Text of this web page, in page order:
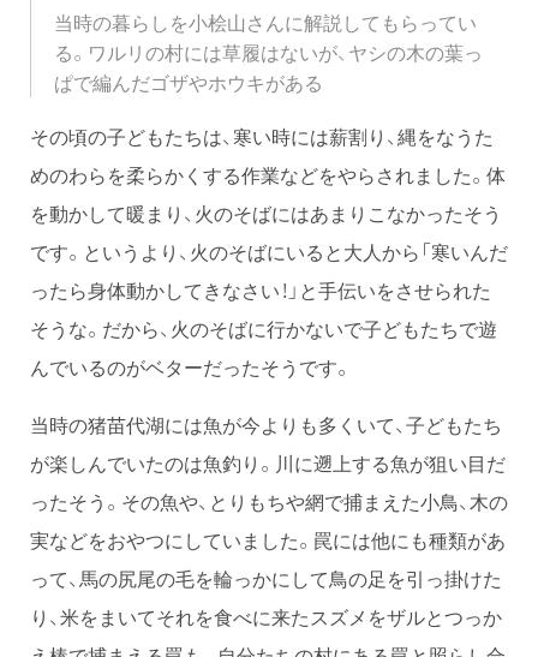
当時の暮らしを小桧山さんに解説してもらってい
る。ワルリの村には草履はないが、ヤシの木の葉っ
ぱで編んだゴザやホウキがある
その頃の子どもたちは、寒い時には薪割り、縄をなうた
めのわらを柔らかくする作業などをやらされました。体
を動かして暖まり、火のそばにはあまりこなかったそう
です。というより、火のそばにいると大人から「寒いんだ
ったら身体動かしてきなさい！」と手伝いをさせられた
そうな。だから、火のそばに行かないで子どもたちで遊
んでいるのがベターだったそうです。
当時の猪苗代湖には魚が今よりも多くいて、子どもたち
が楽しんでいたのは魚釣り。川に遡上する魚が狙い目だ
ったそう。その魚や、とりもちや網で捕まえた小鳥、木の
実などをおやつにしていました。罠には他にも種類があ
って、馬の尻尾の毛を輪っかにして鳥の足を引っ掛けた
り、米をまいてそれを食べに来たスズメをザルとつっか